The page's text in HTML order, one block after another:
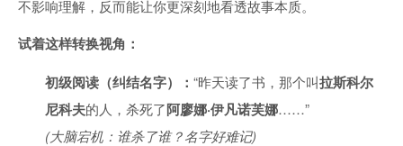
不影响理解，反而能让你更深刻地看透故事本质。
试着这样转换视角：
初级阅读（纠结名字）： “昨天读了书，那个叫拉斯科尔
尼科夫的人，杀死了阿廖娜·伊凡诺芙娜……”
(大脑宕机：谁杀了谁？名字好难记)